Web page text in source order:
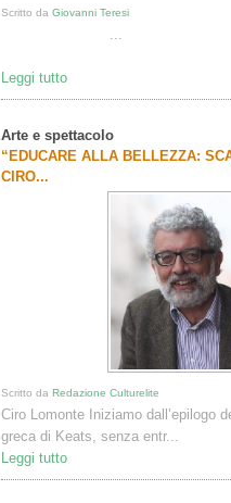
Scritto daGiovanni Teresi
...
Leggi tutto
Arte e spettacolo
“EDUCARE ALLA BELLEZZA:
CIRO...
Scritto daRedazione Culturelite
Ciro Lomonte Iniziamo dall’epilogo
greca di Keats, senza entr...
Leggi tutto